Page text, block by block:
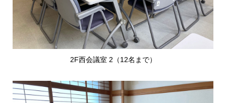
2F西会議室 2（12名まで）